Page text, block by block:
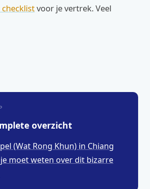
voor je vertrek. Veel
overzicht
(Wat Rong Khun) in Chiang
je moet weten over dit bizarre